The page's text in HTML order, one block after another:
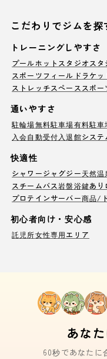
こだわりでジムを探
トレーニングしやすさ
プールホットスタジオ スタ
スポーツフィールド ラケッ
ストレッチスペース スポ
通いやすさ
駐輪場無料駐車場有料駐車
入会自動受付 入退館シス
快適性
シャワージャグジー天然温
スチームバス岩盤浴鍵あり
プロテインサーバー商品/
初心者向け・安心感
託児所女性専用エリア
あな
60秒であなたに